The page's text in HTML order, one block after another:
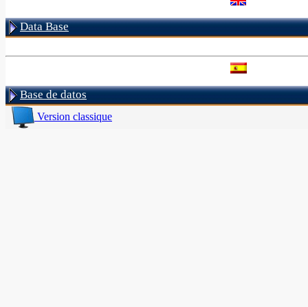
Data Base
Base de datos
Version classique